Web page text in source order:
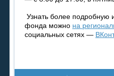
Узнать более
фонда можно на
социальных сетях —